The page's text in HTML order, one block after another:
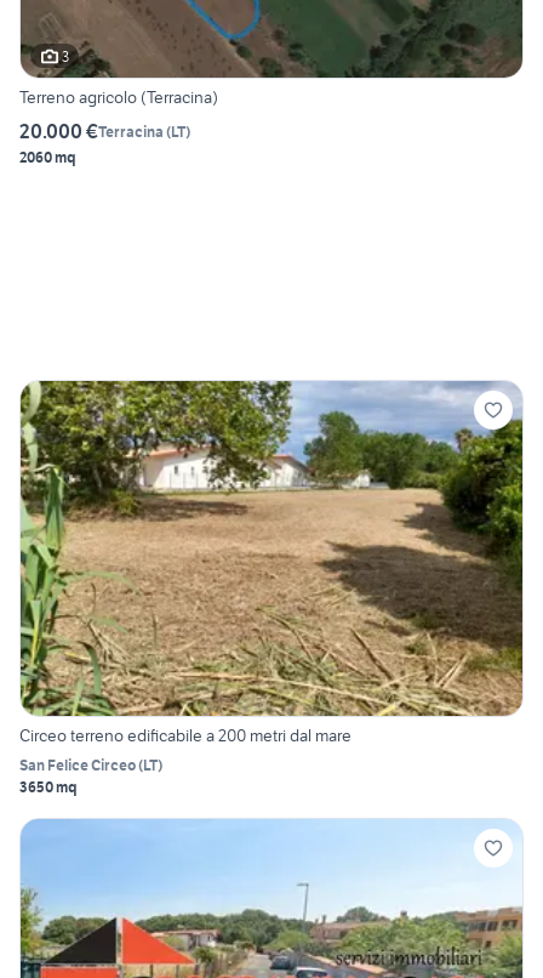
3
Terreno agricolo (Terracina)
20.000 €Terracina (LT)
2060 mq
Circeo terreno edificabile a 200 metri dal mare
San Felice Circeo(LT)
3650 mq